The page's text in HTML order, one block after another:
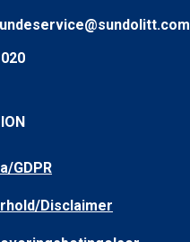
GDPR
Disclaimer